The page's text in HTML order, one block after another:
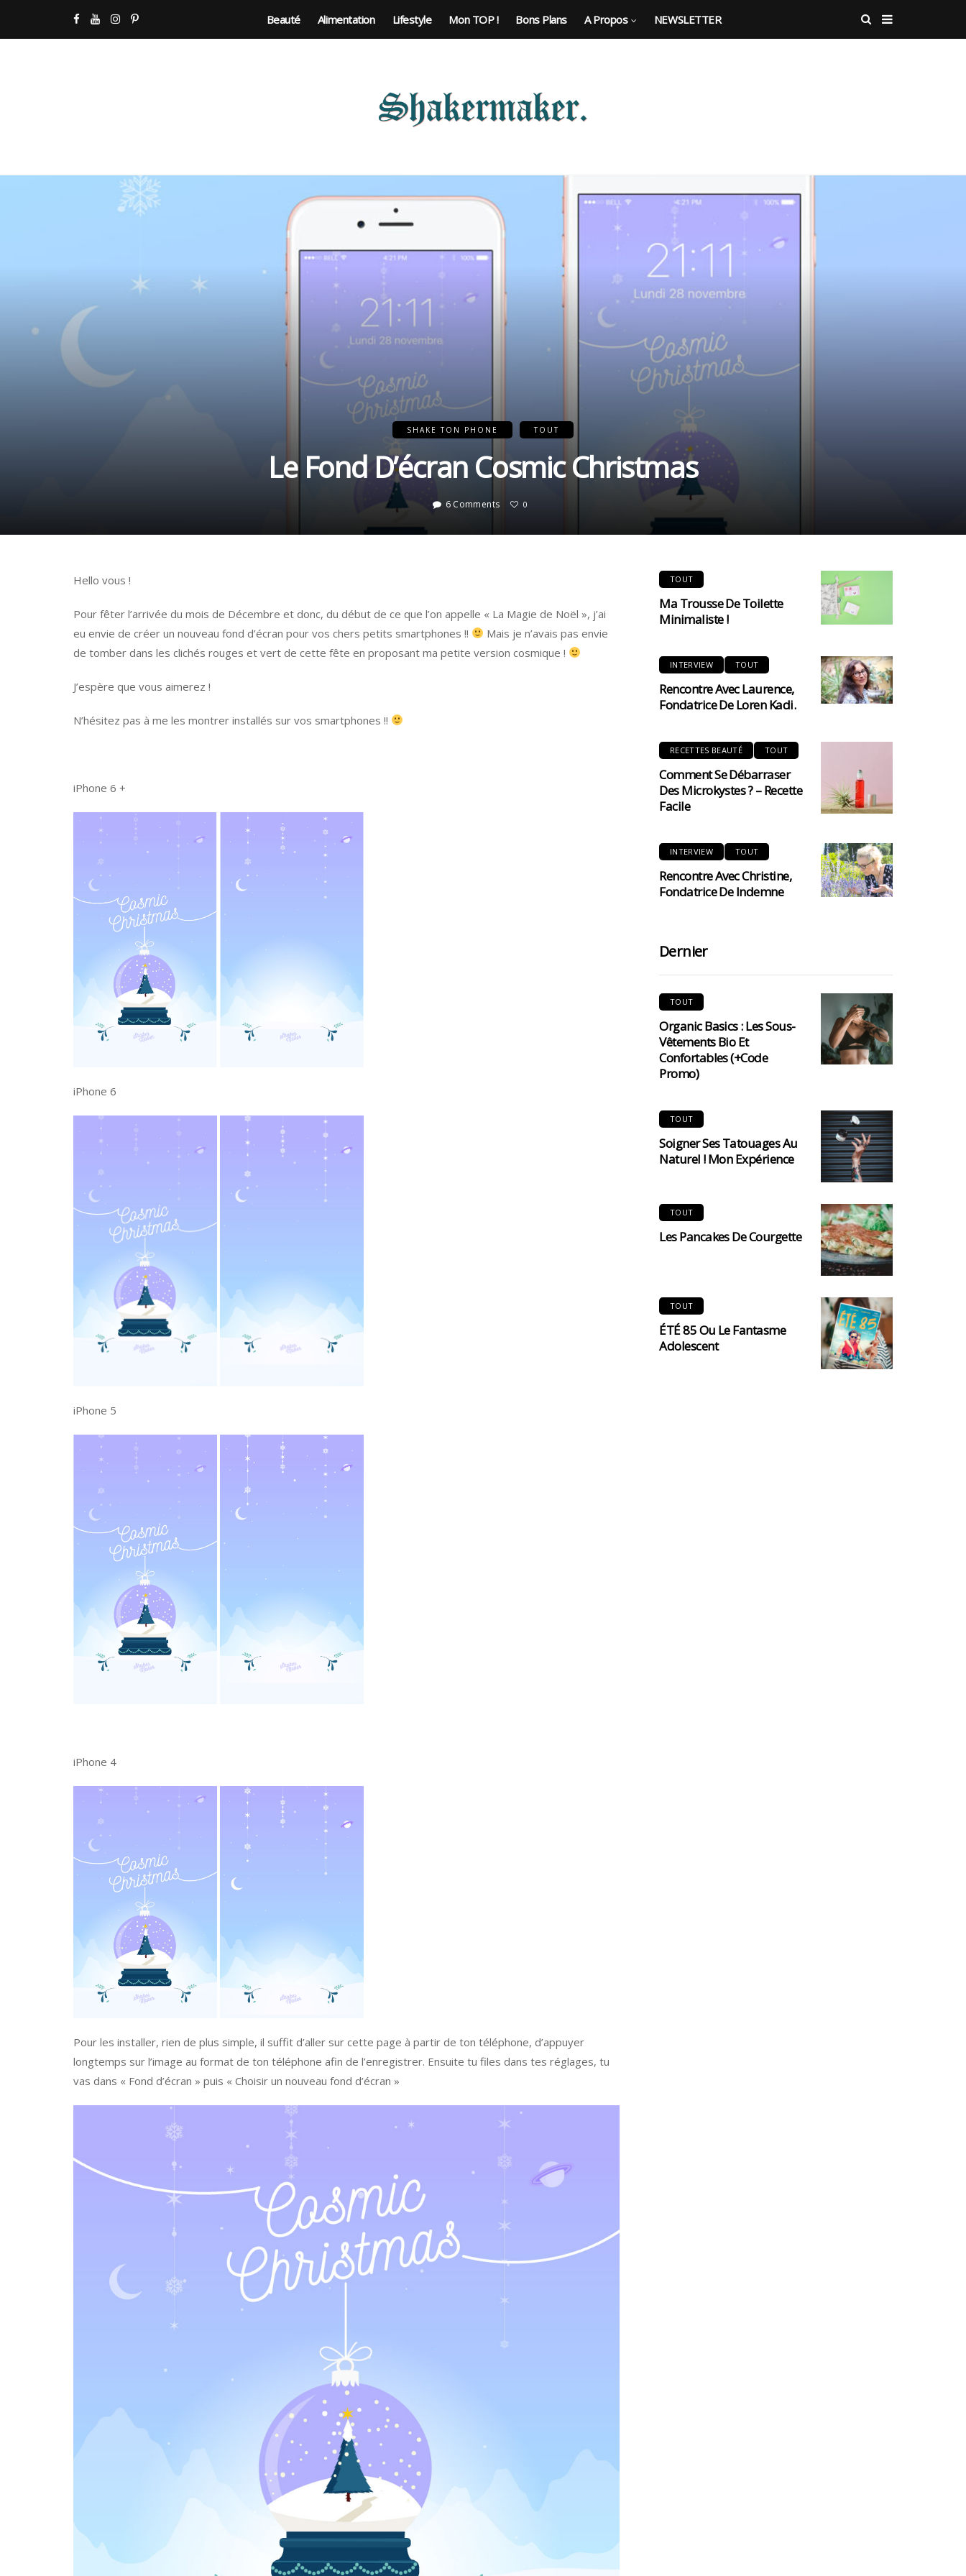
Beauté Alimentation Lifestyle Mon TOP ! Bons Plans A Propos NEWSLETTER
SHAKE TON PHONE TOUT
Le Fond D’écran Cosmic Christmas
6 Comments 0
Hello vous !
Pour fêter l’arrivée du mois de Décembre et donc, du début de ce que l’on appelle « La Magie de Noël », j’ai
eu envie de créer un nouveau fond d’écran pour vos chers petits smartphones !!
Mais je n’avais pas envie
de tomber dans les clichés rouges et vert de cette fête en proposant ma petite version cosmique !
J’espère que vous aimerez !
N’hésitez pas à me les montrer installés sur vos smartphones !!
iPhone 6 +
iPhone 6
iPhone 5
iPhone 4
Pour les installer, rien de plus simple, il suffit d’aller sur cette page à partir de ton téléphone, d’appuyer
longtemps sur l’image au format de ton téléphone afin de l’enregistrer. Ensuite tu files dans tes réglages, tu
vas dans « Fond d’écran » puis « Choisir un nouveau fond d’écran »
TOUT
Ma Trousse De Toilette
Minimaliste !
INTERVIEW TOUT
Rencontre Avec Laurence,
Fondatrice De Loren Kadi.
RECETTES BEAUTÉ TOUT
Comment Se Débarraser
Des Microkystes ? – Recette
Facile
INTERVIEW TOUT
Rencontre Avec Christine,
Fondatrice De Indemne
Dernier
TOUT
Organic Basics : Les Sous-
Vêtements Bio Et
Confortables (+code
Promo)
TOUT
Soigner Ses Tatouages Au
Naturel ! Mon Expérience
TOUT
Les Pancakes De Courgette
TOUT
ÉTÉ 85 Ou Le Fantasme
Adolescent